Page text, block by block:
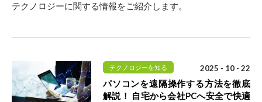
テクノロジーに関する情報をご紹介します。
テクノロジーを知る 2025 - 10 - 22
パソコンを遠隔操作する方法を徹底
解説！ 自宅から会社PCへ安全で快適